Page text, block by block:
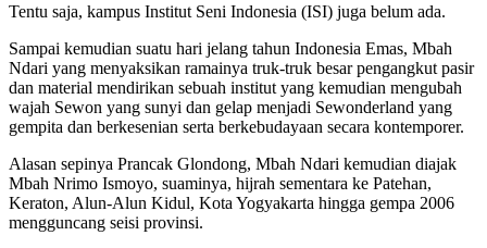
Tentu saja, kampus Institut Seni Indonesia (ISI) juga belum ada.
Sampai kemudian suatu hari jelang tahun Indonesia Emas, Mbah
Ndari yang menyaksikan ramainya truk-truk besar pengangkut pasir
dan material mendirikan sebuah institut yang kemudian mengubah
wajah Sewon yang sunyi dan gelap menjadi Sewonderland yang
gempita dan berkesenian serta berkebudayaan secara kontemporer.
Alasan sepinya Prancak Glondong, Mbah Ndari kemudian diajak
Mbah Nrimo Ismoyo, suaminya, hijrah sementara ke Patehan,
Keraton, Alun-Alun Kidul, Kota Yogyakarta hingga gempa 2006
mengguncang seisi provinsi.